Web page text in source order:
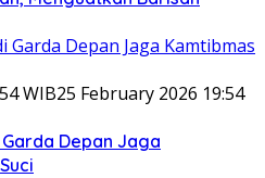
WIB25 February 2026 19:54
Depan Jaga